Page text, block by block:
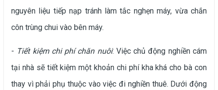
nguyên liệu tiếp nạp tránh làm tắc nghẹn máy, vừa chắn
côn trùng chui vào bên máy.
- Tiết kiệm chi phí chăn nuôi: Việc chủ động nghiền cám
tại nhà sẽ tiết kiệm một khoản chi phí kha khá cho bà con
thay vì phải phụ thuộc vào việc đi nghiền thuê. Dưới động